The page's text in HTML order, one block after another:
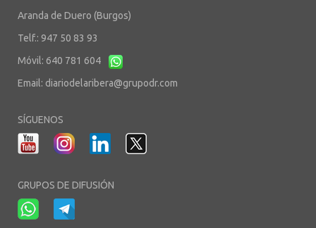
Aranda de Duero (Burgos)
Telf.: 947 50 83 93
Móvil: 640 781 604
Email: diariodelaribera@grupodr.com
SÍGUENOS
GRUPOS DE DIFUSIÓN